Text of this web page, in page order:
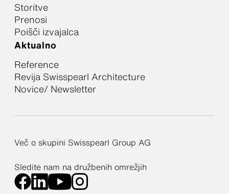
Storitve
Prenosi
Poišči izvajalca
Aktualno
Reference
Revija Swisspearl Architecture
Novice/ Newsletter
Več o skupini Swisspearl Group AG
Sledite nam na družbenih omrežjih